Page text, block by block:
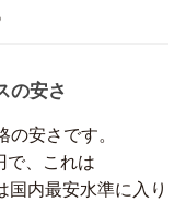
の安さ
安さです。
で、これは
国内最安水準に入り